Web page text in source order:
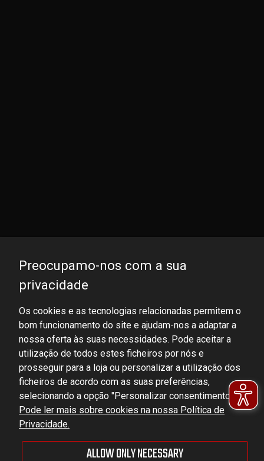
DOMINATOR GROUP Sp. z o.o.
Ludowa 59, 43-514 Kaniów, POLAND
VAT ID No.: 6521751083
dominator@dominator.pl
© Copyright 2022 | Dominator Group Sp. z o. o.
Preocupamo-nos com a sua
privacidade
Os cookies e as tecnologias relacionadas permitem o
bom funcionamento do site e ajudam-nos a adaptar a
nossa oferta às suas necessidades. Pode aceitar a
utilização de todos estes ficheiros por nós e
prosseguir para a loja ou personalizar a utilização dos
ficheiros de acordo com as suas preferências,
selecionando a opção "Personalizar consentimentos".
Pode ler mais sobre cookies na nossa Política de
Privacidade.
ALLOW ONLY NECESSARY